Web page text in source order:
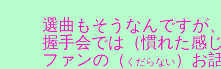
選曲もそうなんですが
握手会では（慣れた感
ファンの（ くだらない ）お